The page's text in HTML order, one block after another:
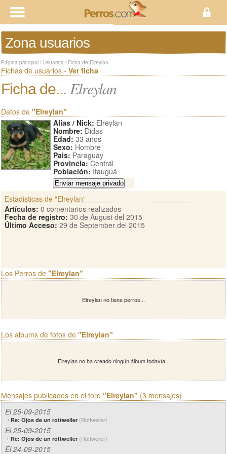
Zona usuarios
Página principal / Usuarios / Ficha de Elreylan
Fichas de usuarios - Ver ficha
Ficha de... Elreylan
Datos de "Elreylan"
Alias / Nick: Elreylan
Nombre: Didas
Edad: 33 años
Sexo: Hombre
Pais: Paraguay
Provincia: Central
Población: Itauguá
Estadisticas de "Elreylan"
Artículos: 0 comentarios realizados
Fecha de registro: 30 de August del 2015
Último Acceso: 29 de September del 2015
Los Perros de "Elreylan"
Elreylan no tiene perros...
Los albums de fotos de "Elreylan"
Elreylan no ha creado ningún álbum todavía...
Mensajes publicados en el foro "Elreylan" (3 mensajes)
El 25-09-2015
Re: Ojos de un rottweiler (Rottweiler)
El 25-09-2015
Re: Ojos de un rottweiler (Rottweiler)
El 24-09-2015